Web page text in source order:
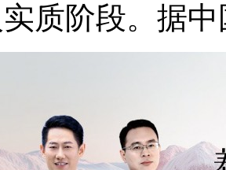
质阶段。据